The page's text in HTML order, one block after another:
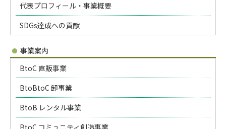
代表プロフィール・事業概要
SDGs達成への貢献
事業案内
BtoC 直販事業
BtoBtoC 卸事業
BtoB レンタル事業